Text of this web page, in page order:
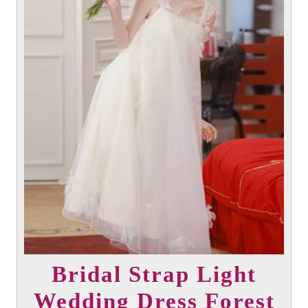
en
la
página
del
producto
Bridal Strap Light
Wedding Dress Forest